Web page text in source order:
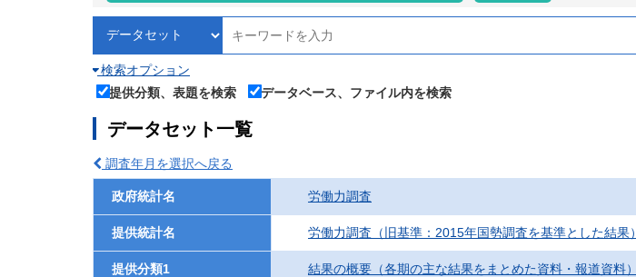
検索オプション
提供分類、表題を検索
データベース、ファイル内を検索
データセット一覧
調査年月を選択へ戻る
政府統計名 労働力調査
提供統計名 労働力調査（旧基準：2015年国勢調査を基準とした結果）
提供分類1 結果の概要（各期の主な結果をまとめた資料・報道資料）